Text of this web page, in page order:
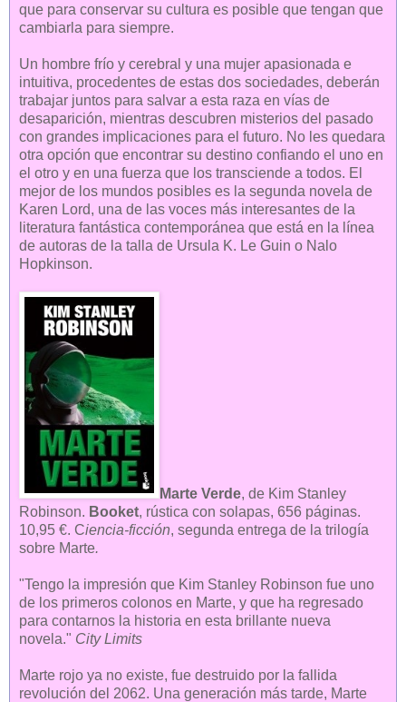
que para conservar su cultura es posible que tengan que
cambiarla para siempre.
Un hombre frío y cerebral y una mujer apasionada e
intuitiva, procedentes de estas dos sociedades, deberán
trabajar juntos para salvar a esta raza en vías de
desaparición, mientras descubren misterios del pasado
con grandes implicaciones para el futuro. No les quedara
otra opción que encontrar su destino confiando el uno en
el otro y en una fuerza que los transciende a todos. El
mejor de los mundos posibles es la segunda novela de
Karen Lord, una de las voces más interesantes de la
literatura fantástica contemporánea que está en la línea
de autoras de la talla de Ursula K. Le Guin o Nalo
Hopkinson.
Marte Verde, de Kim Stanley
Robinson. Booket, rústica con solapas, 656 páginas.
10,95 €. Ciencia-ficción, segunda entrega de la trilogía
sobre Marte.
"Tengo la impresión que Kim Stanley Robinson fue uno
de los primeros colonos en Marte, y que ha regresado
para contarnos la historia en esta brillante nueva
novela." City Limits
Marte rojo ya no existe, fue destruido por la fallida
revolución del 2062. Una generación más tarde, Marte